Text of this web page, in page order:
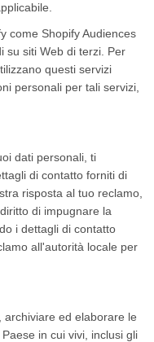
come Shopify Audiences
su siti Web di terzi. Per
questi servizi
personali per tali servizi,
dati personali, ti
di contatto forniti di
risposta al tuo reclamo,
di impugnare la
i dettagli di contatto
all'autorità locale per
ed elaborare le
in cui vivi, inclusi gli